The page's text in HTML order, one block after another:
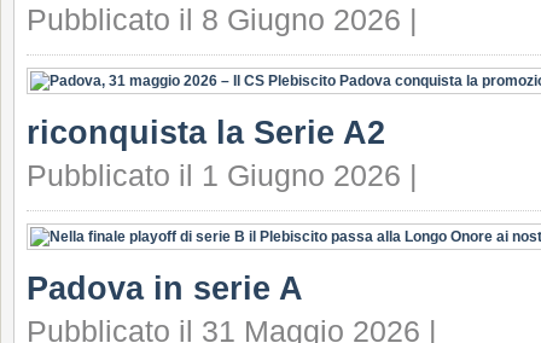
Pubblicato il 8 Giugno 2026 |
riconquista la Serie A2
Pubblicato il 1 Giugno 2026 |
Padova in serie A
Pubblicato il 31 Maggio 2026 |